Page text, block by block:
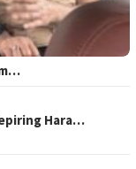
Hara…